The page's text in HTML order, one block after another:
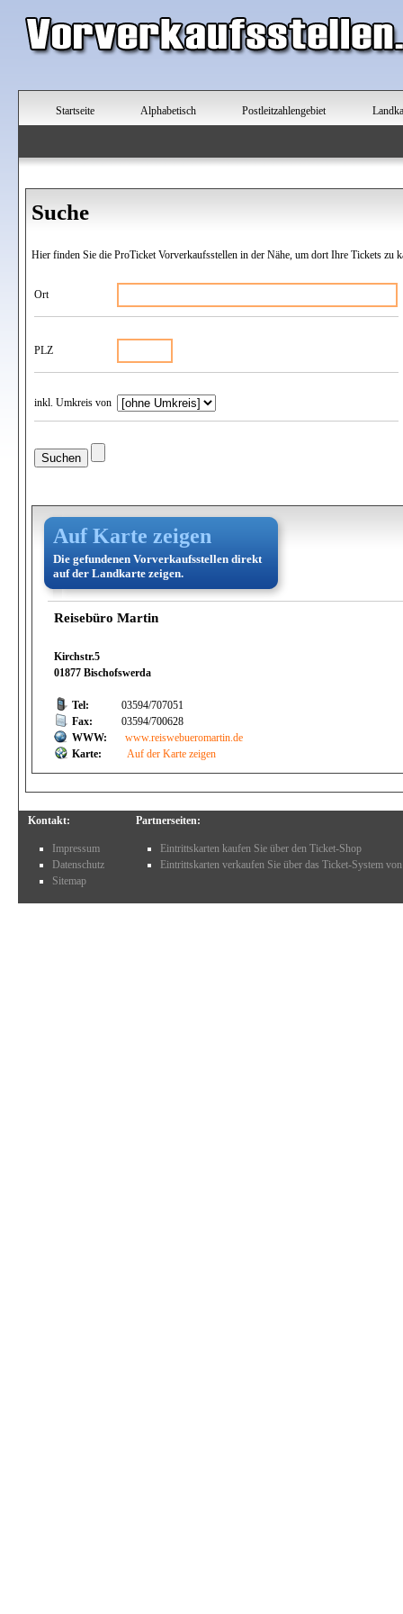
Startseite Alphabetisch Postleitzahlengebiet
Suche
Hier finden Sie die ProTicket Vorverkaufsstellen in der Nähe, um dort Ihre Tickets zu
Ort
PLZ
inkl. Umkreis von
Auf Karte zeigen
Die gefundenen Vorverkaufsstellen direkt
auf der Landkarte zeigen.
Reisebüro Martin
Kirchstr.5
01877 Bischofswerda
Tel:
03594/707051
Fax:
03594/700628
WWW:
www.reiswebueromartin.de
Karte:
Auf der Karte zeigen
Kontakt:
Impressum
Datenschutz
Sitemap
Partnerseiten:
Eintrittskarten kaufen Sie über den Ticket-Shop
Eintrittskarten verkaufen Sie über das Ticket-System